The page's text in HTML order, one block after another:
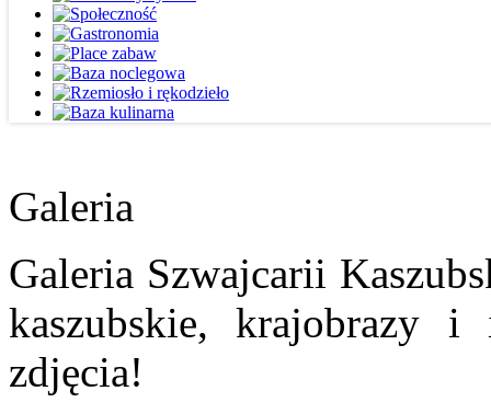
Galeria
Galeria Szwajcarii
kaszubskie, krajobrazy
zdjęcia!